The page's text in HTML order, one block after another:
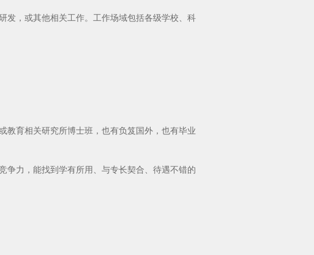
发，或其他相关工作。工作场域包括各级学校、科
育相关研究所博士班，也有负笈国外，也有毕业
力，能找到学有所用、与专长契合、待遇不错的